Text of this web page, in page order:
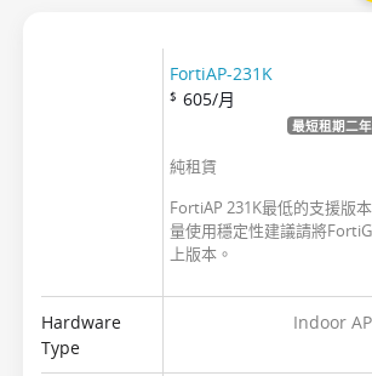
FortiAP-231K
$ 605/月
最短租期二年
純租賃
FortiAP 231K最低的支援版
量使用穩定性建議請將
上版本。
Hardware
Type
Indoor AP